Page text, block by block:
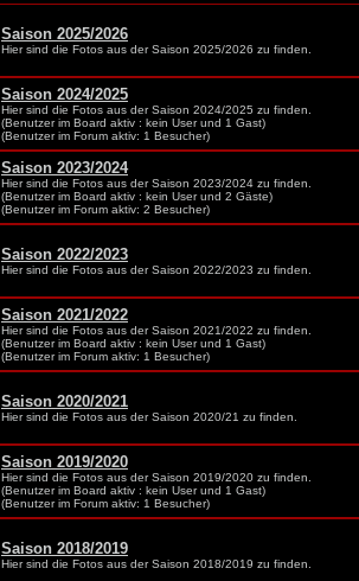
Saison 2025/2026
Hier sind die Fotos aus der Saison 2025/2026 zu finden.
Saison 2024/2025
Hier sind die Fotos aus der Saison 2024/2025 zu finden.
(Benutzer im Board aktiv : kein User und 1 Gast)
(Benutzer im Forum aktiv: 1 Besucher)
Saison 2023/2024
Hier sind die Fotos aus der Saison 2023/2024 zu finden.
(Benutzer im Board aktiv : kein User und 2 Gäste)
(Benutzer im Forum aktiv: 2 Besucher)
Saison 2022/2023
Hier sind die Fotos aus der Saison 2022/2023 zu finden.
Saison 2021/2022
Hier sind die Fotos aus der Saison 2021/2022 zu finden.
(Benutzer im Board aktiv : kein User und 1 Gast)
(Benutzer im Forum aktiv: 1 Besucher)
Saison 2020/2021
Hier sind die Fotos aus der Saison 2020/21 zu finden.
Saison 2019/2020
Hier sind die Fotos aus der Saison 2019/2020 zu finden.
(Benutzer im Board aktiv : kein User und 1 Gast)
(Benutzer im Forum aktiv: 1 Besucher)
Saison 2018/2019
Hier sind die Fotos aus der Saison 2018/2019 zu finden.